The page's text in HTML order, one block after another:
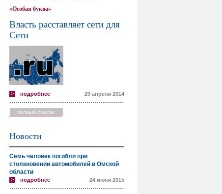
«Особая буква»
Власть расставляет сети для
Сети
подробнее 29 апреля 2014
полный список
Новости
Семь человек погибли при
столкновении автомобилей в Омской
области
подробнее 24 июня 2015